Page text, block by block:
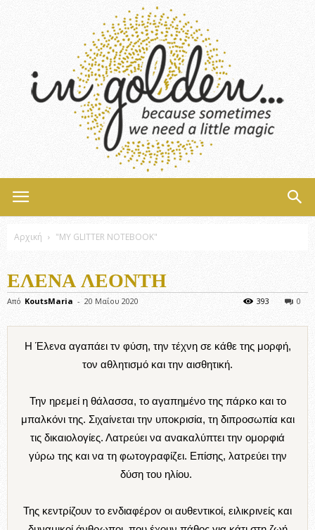
Αρχική "MY GLITTER NOTEBOOK"
ΈΛΕΝΑ ΛΕΟΝΤΉ
Από KoutsMaria - 20 Μαΐου 2020 0
393
H Έλενα αγαπάει τν φύση, την τέχνη σε κάθε της μορφή,
τον αθλητισμό και την αισθητική.
Την ηρεμεί η θάλασσα, το αγαπημένο της πάρκο και το
μπαλκόνι της. Σιχαίνεται την υποκρισία, τη διπροσωπία και
τις δικαιολογίες. Λατρεύει να ανακαλύπτει την ομορφιά
γύρω της και να τη φωτογραφίζει. Επίσης, λατρεύει την
δύση του ηλίου.
Της κεντρίζουν το ενδιαφέρον οι αυθεντικοί, ειλικρινείς και